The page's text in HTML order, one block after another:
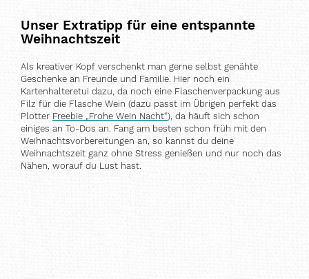
Unser Extratipp für eine entspannte
Weihnachtszeit
Als kreativer Kopf verschenkt man gerne selbst genähte
Geschenke an Freunde und Familie. Hier noch ein
Kartenhalteretui dazu, da noch eine Flaschenverpackung aus
Filz für die Flasche Wein (dazu passt im Übrigen perfekt das
Plotter Freebie „Frohe Wein Nacht“), da häuft sich schon
einiges an To-Dos an. Fang am besten schon früh mit den
Weihnachtsvorbereitungen an, so kannst du deine
Weihnachtszeit ganz ohne Stress genießen und nur noch das
Nähen, worauf du Lust hast.